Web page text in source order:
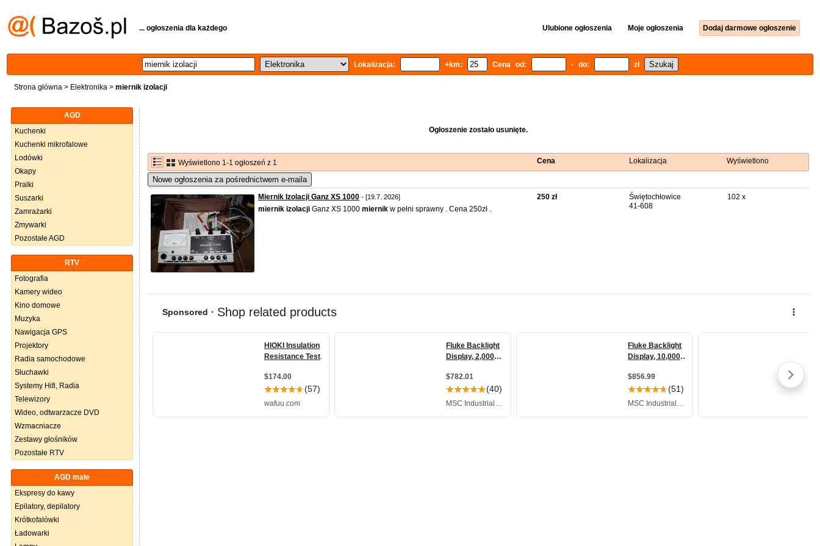
... ogłoszenia dla każdego Ulubione ogłoszenia Moje ogłoszenia Dodaj darmowe ogłoszenie
Lokalizacja: +km: Cena od: - do: zł
Strona główna > Elektronika > miernik izolacji
AGD
Kuchenki
Kuchenki mikrofalowe
Lodówki
Okapy
Pralki
Suszarki
Zamrażarki
Zmywarki
Pozostałe AGD
RTV
Fotografia
Kamery wideo
Kino domowe
Muzyka
Nawigacja GPS
Projektory
Radia samochodowe
Słuchawki
Systemy Hifi, Radia
Telewizory
Wideo, odtwarzacze DVD
Wzmacniacze
Zestawy głośników
Pozostałe RTV
AGD małe
Ekspresy do kawy
Epilatory, depilatory
Krótkofalówki
Ładowarki
Ogłoszenie zostało usunięte.
Wyświetlono 1-1 ogłoszeń z 1 Cena Lokalizacja Wyświetlono
Nowe ogłoszenia za pośrednictwem e-maila
Miernik Izolacji Ganz XS 1000 - [19.7. 2026]
miernik izolacji Ganz XS 1000 miernik w pełni sprawny . Cena 250zł .
250 zł
Świętochłowice
41-608
102 x